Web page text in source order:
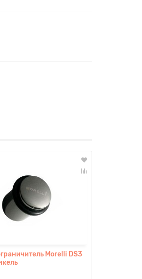
Morelli DS3